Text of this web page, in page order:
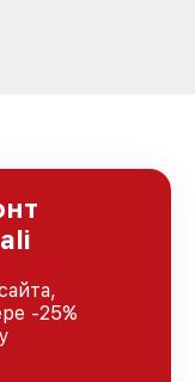
-25%